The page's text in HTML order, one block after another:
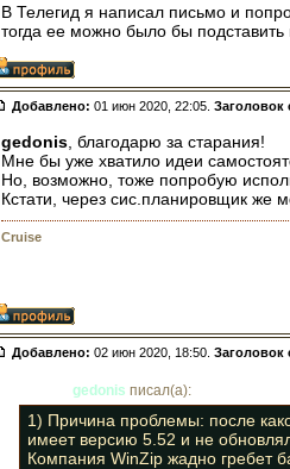
В Телегид я написал письмо и
тогда ее можно было бы
Добавлено: 01 июн 2020, 22:05. Заголовок
gedonis , благодарю за старания!
Мне бы уже хватило идеи
Но, возможно, тоже попробую
Кстати, через сис.планировщик же
Cruise
Добавлено: 02 июн 2020, 18:50. Заголовок
gedonis писал(а):
1) Причина проблемы: после
имеет версию 5.52 и не
Компания WinZip жадно гребет